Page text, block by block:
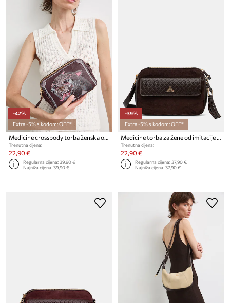
-42%
Extra -5% s kodom: OFF*
Trenutna cijena:
22,90 €
Regularna cijena:39,90 €
Najniža cijena:39,90 €
-39%
Extra -5% s kodom: OFF*
Trenutna cijena:
22,90 €
Regularna cijena:37,90 €
Najniža cijena:37,90 €